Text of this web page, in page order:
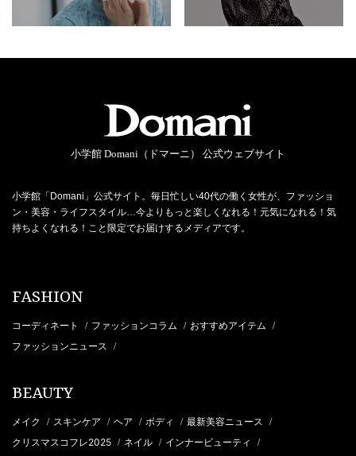
小学館 Domani（ドマーニ） 公式ウェブサイト
小学館「Domani」公式サイト。毎日忙しい40代の働く女性が、ファッショ
ン・美容・ライフスタイル…今よりもっと楽しくなれる！元気になれる！気
持ちよくなれる！こと限定でお届けするメディアです。
FASHION
コーディネート / ファッションコラム / おすすめアイテム /
ファッションニュース /
BEAUTY
メイク / スキンケア / ヘア / ボディ / 最新美容ニュース /
クリスマスコフレ2025 / ネイル / インナービューティ /